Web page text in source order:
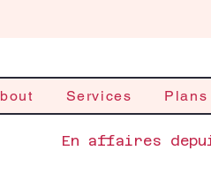
Services Plans
En affaires